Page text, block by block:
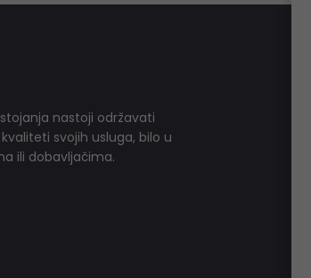
nastoji održavati
svojih usluga, bilo u
ili dobavljačima.